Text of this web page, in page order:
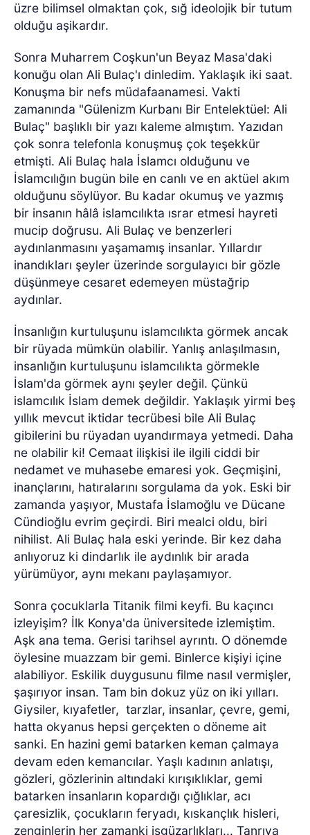
üzre bilimsel olmaktan çok, sığ ideolojik bir tutum
olduğu aşikardır.
Sonra Muharrem Coşkun'un Beyaz Masa'daki
konuğu olan Ali Bulaç'ı dinledim. Yaklaşık iki saat.
Konuşma bir nefs müdafaanamesi. Vakti
zamanında "Gülenizm Kurbanı Bir Entelektüel: Ali
Bulaç" başlıklı bir yazı kaleme almıştım. Yazıdan
çok sonra telefonla konuşmuş çok teşekkür
etmişti. Ali Bulaç hala İslamcı olduğunu ve
İslamcılığın bugün bile en canlı ve en aktüel akım
olduğunu söylüyor. Bu kadar okumuş ve yazmış
bir insanın hâlâ islamcılıkta ısrar etmesi hayreti
mucip doğrusu. Ali Bulaç ve benzerleri
aydınlanmasını yaşamamış insanlar. Yıllardır
inandıkları şeyler üzerinde sorgulayıcı bir gözle
düşünmeye cesaret edemeyen müstağrip
aydınlar.
İnsanlığın kurtuluşunu islamcılıkta görmek ancak
bir rüyada mümkün olabilir. Yanlış anlaşılmasın,
insanlığın kurtuluşunu islamcılıkta görmekle
İslam'da görmek aynı şeyler değil. Çünkü
islamcılık İslam demek değildir. Yaklaşık yirmi beş
yıllık mevcut iktidar tecrübesi bile Ali Bulaç
gibilerini bu rüyadan uyandırmaya yetmedi. Daha
ne olabilir ki! Cemaat ilişkisi ile ilgili ciddi bir
nedamet ve muhasebe emaresi yok. Geçmişini,
inançlarını, hatıralarını sorgulama da yok. Eski bir
zamanda yaşıyor, Mustafa İslamoğlu ve Dücane
Cündioğlu evrim geçirdi. Biri mealci oldu, biri
nihilist. Ali Bulaç hala eski yerinde. Bir kez daha
anlıyoruz ki dindarlık ile aydınlık bir arada
yürümüyor, aynı mekanı paylaşamıyor.
Sonra çocuklarla Titanik filmi keyfi. Bu kaçıncı
izleyişim? İlk Konya'da üniversitede izlemiştim.
Aşk ana tema. Gerisi tarihsel ayrıntı. O dönemde
öylesine muazzam bir gemi. Binlerce kişiyi içine
alabiliyor. Eskilik duygusunu filme nasıl vermişler,
şaşırıyor insan. Tam bin dokuz yüz on iki yılları.
Giysiler, kıyafetler, tarzlar, insanlar, çevre, gemi,
hatta okyanus hepsi gerçekten o döneme ait
sanki. En hazini gemi batarken keman çalmaya
devam eden kemancılar. Yaşlı kadının anlatışı,
gözleri, gözlerinin altındaki kırışıklıklar, gemi
batarken insanların kopardığı çığlıklar, acı
çaresizlik, çocukların feryadı, kıskançlık hisleri,
zenginlerin her zamanki işgüzarlıkları... Tanrıya